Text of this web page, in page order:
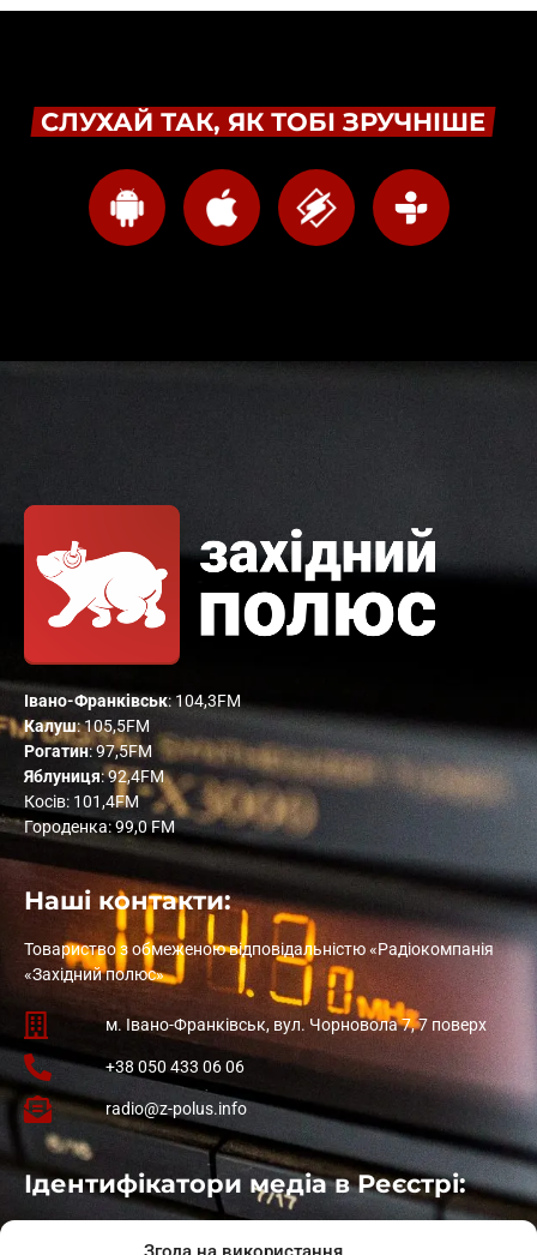
СЛУХАЙ ТАК, ЯК ТОБІ ЗРУЧНІШЕ
Івано-Франківськ: 104,3FM
Калуш: 105,5FM
Рогатин: 97,5FM
Яблуниця: 92,4FM
Косів: 101,4FM
Городенка: 99,0 FM
Наші контакти:
Товариство з обмеженою відповідальністю «Радіокомпанія
«Західний полюс»
м. Івано-Франківськ, вул. Чорновола 7, 7 поверх
+38 050 433 06 06
radio@z-polus.info
Ідентифікатори медіа в Реєстрі: